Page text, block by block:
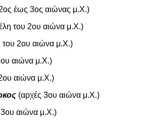
έως 3ος αιώνας μ.Χ.)
του 2ου αιώνα μ.Χ.)
του 2ου αιώνα μ.Χ.)
αιώνα μ.Χ.)
αιώνα μ.Χ.)
(αρχές 3ου αιώνα μ.Χ.)
αιώνα μ.Χ.)